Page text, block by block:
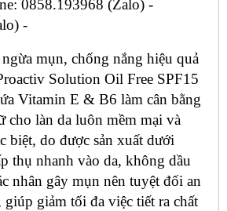
0858.193968 (Zalo) -
-
mụn, chống nắng hiệu quả
Solution Oil Free SPF15
Vitamin E & B6 làm cân bằng
cho làn da luôn mềm mại và
biệt, do được sản xuất dưới
thụ nhanh vào da, không dầu
nhân gây mụn nên tuyệt đối an
giảm tối đa việc tiết ra chất